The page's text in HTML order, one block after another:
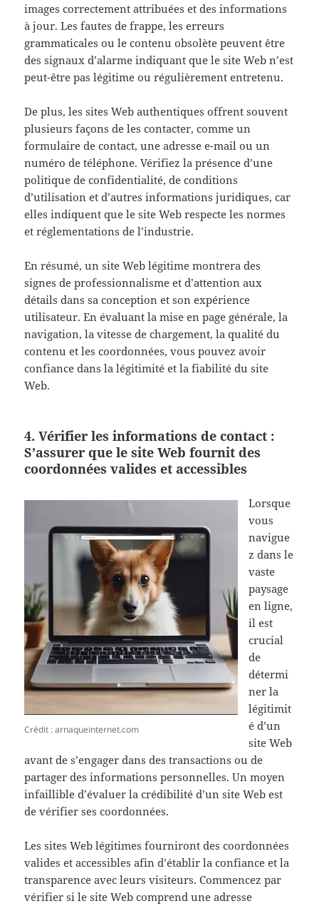
images correctement attribuées et des informations
à jour. Les fautes de frappe, les erreurs
grammaticales ou le contenu obsolète peuvent être
des signaux d’alarme indiquant que le site Web n’est
peut-être pas légitime ou régulièrement entretenu.
De plus, les sites Web authentiques offrent souvent
plusieurs façons de les contacter, comme un
formulaire de contact, une adresse e-mail ou un
numéro de téléphone. Vérifiez la présence d’une
politique de confidentialité, de conditions
d’utilisation et d’autres informations juridiques, car
elles indiquent que le site Web respecte les normes
et réglementations de l’industrie.
En résumé, un site Web légitime montrera des
signes de professionnalisme et d’attention aux
détails dans sa conception et son expérience
utilisateur. En évaluant la mise en page générale, la
navigation, la vitesse de chargement, la qualité du
contenu et les coordonnées, vous pouvez avoir
confiance dans la légitimité et la fiabilité du site
Web.
4. Vérifier les informations de contact :
S’assurer que le site Web fournit des
coordonnées valides et accessibles
Crédit : arnaqueinternet.com
Lorsque
vous
navigue
z dans le
vaste
paysage
en ligne,
il est
crucial
de
détermi
ner la
légitimit
é d’un
site Web
avant de s’engager dans des transactions ou de
partager des informations personnelles. Un moyen
infaillible d’évaluer la crédibilité d’un site Web est
de vérifier ses coordonnées.
Les sites Web légitimes fourniront des coordonnées
valides et accessibles afin d’établir la confiance et la
transparence avec leurs visiteurs. Commencez par
vérifier si le site Web comprend une adresse